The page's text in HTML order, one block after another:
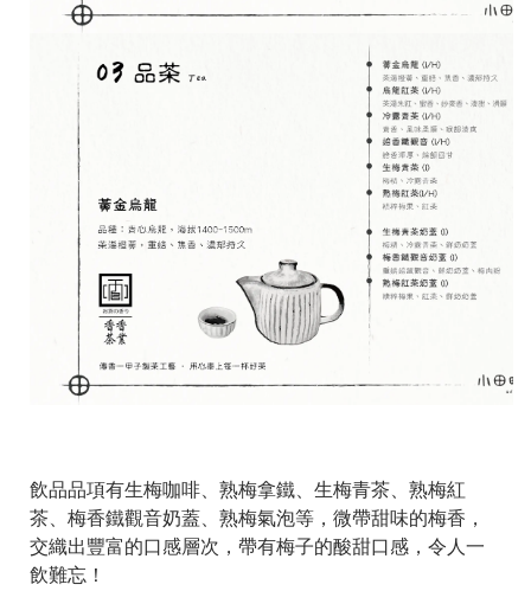
飲品品項有生梅咖啡、熟梅拿鐵、生梅青茶、熟梅紅
茶、梅香鐵觀音奶蓋、熟梅氣泡等，微帶甜味的梅香，
交織出豐富的口感層次，帶有梅子的酸甜口感，令人一
飲難忘！